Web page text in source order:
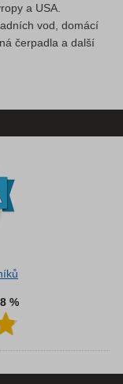
a USA.
vod, domácí
čerpadla a další
%